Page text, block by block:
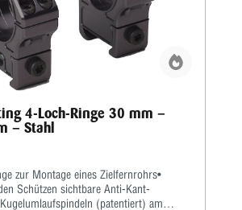
ca. 252 gJedes Monobloc-
wird sorgfältig von einem 3D-
Zertifikat ist im Bausatz
seine dimensionalen und
4-Loch-Ringe 30 mm –
– Stahl
zur Montage eines Zielfernrohrs•
Schützen sichtbare Anti-Kant-
(patentiert) am